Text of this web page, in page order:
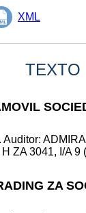
XML
TEXTO
Auditor:
ZA 3041, I/A 9
ZA